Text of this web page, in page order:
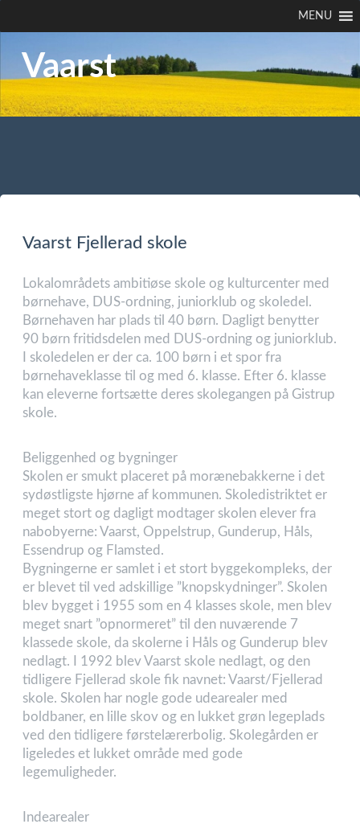
MENU
Vaarst
Vaarst Fjellerad skole
Lokalområdets ambitiøse skole og kulturcenter med
børnehave, DUS-ordning, juniorklub og skoledel.
Børnehaven har plads til 40 børn. Dagligt benytter
90 børn fritidsdelen med DUS-ordning og juniorklub.
I skoledelen er der ca. 100 børn i et spor fra
børnehaveklasse til og med 6. klasse. Efter 6. klasse
kan eleverne fortsætte deres skolegangen på Gistrup
skole.
Beliggenhed og bygninger
Skolen er smukt placeret på morænebakkerne i det
sydøstligste hjørne af kommunen. Skoledistriktet er
meget stort og dagligt modtager skolen elever fra
nabobyerne: Vaarst, Oppelstrup, Gunderup, Håls,
Essendrup og Flamsted.
Bygningerne er samlet i et stort byggekompleks, der
er blevet til ved adskillige ”knopskydninger”. Skolen
blev bygget i 1955 som en 4 klasses skole, men blev
meget snart ”opnormeret” til den nuværende 7
klassede skole, da skolerne i Håls og Gunderup blev
nedlagt. I 1992 blev Vaarst skole nedlagt, og den
tidligere Fjellerad skole fik navnet: Vaarst/Fjellerad
skole. Skolen har nogle gode udearealer med
boldbaner, en lille skov og en lukket grøn legeplads
ved den tidligere førstelærerbolig. Skolegården er
ligeledes et lukket område med gode
legemuligheder.
Indearealer